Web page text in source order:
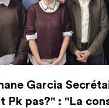
Garcia
Pk pas?" : "La